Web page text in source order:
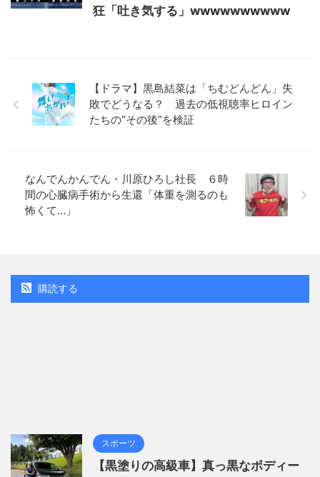
狂「吐き気する」wwwwwwwwww
【ドラマ】黒島結菜は「ちむどんどん」失
敗でどうなる？ 過去の低視聴率ヒロイン
たちの“その後”を検証
なんでんかんでん・川原ひろし社長 ６時
間の心臓病手術から生還「体重を測るのも
怖くて…」
購読する
スポーツ
【黒塗りの高級車】真っ黒なボディー